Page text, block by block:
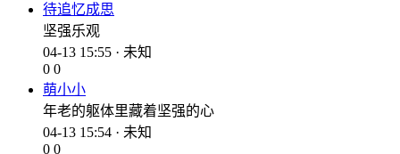
待追忆成思
坚强乐观
04-13 15:55 · 未知
0 0
萌小小
年老的躯体里藏着坚强的心
04-13 15:54 · 未知
0 0